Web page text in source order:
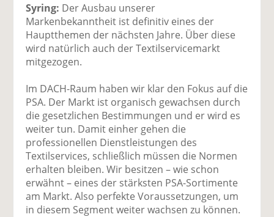
Syring: Der Ausbau unserer
Markenbekanntheit ist definitiv eines der
Hauptthemen der nächsten Jahre. Über diese
wird natürlich auch der Textilservicemarkt
mitgezogen.
Im DACH-Raum haben wir klar den Fokus auf die
PSA. Der Markt ist organisch gewachsen durch
die gesetzlichen Bestimmungen und er wird es
weiter tun. Damit einher gehen die
professionellen Dienstleistungen des
Textilservices, schließlich müssen die Normen
erhalten bleiben. Wir besitzen – wie schon
erwähnt – eines der stärksten PSA-Sortimente
am Markt. Also perfekte Voraussetzungen, um
in diesem Segment weiter wachsen zu können.